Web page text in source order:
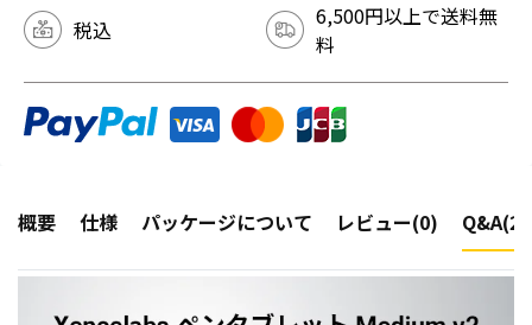
税込
6,500円以上で送料無
料
概要 仕様 パッケージについて レビュー(0) Q&A(2)